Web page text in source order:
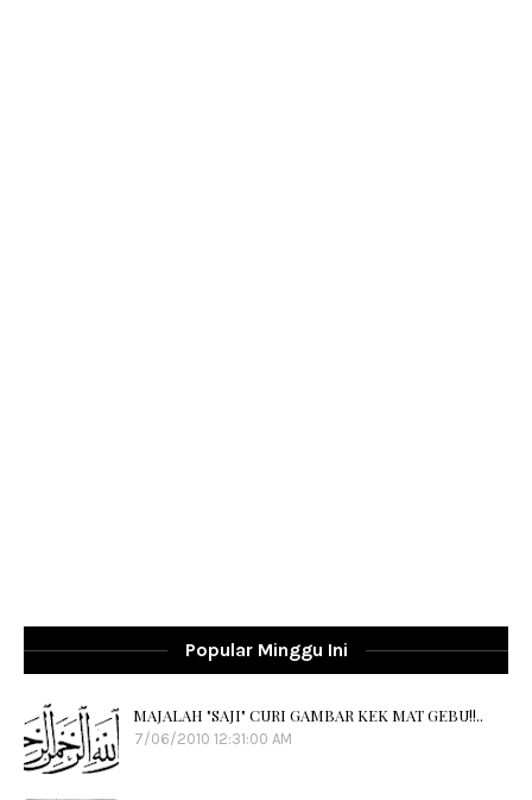
Popular Minggu Ini
MAJALAH "SAJI" CURI GAMBAR KEK MAT GEBU!!..
7/06/2010 12:31:00 AM